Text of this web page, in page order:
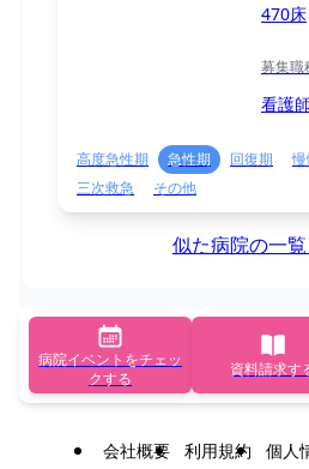
470床
募集職
看護
高度急性期 急性期 回復期
三次救急
その他
似た病院の一
病院イベントをチェッ
クする
資料請求す
会社概要 利用規約 個人